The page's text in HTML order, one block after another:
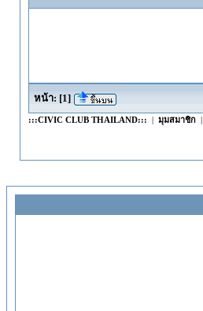
หน้า: [1]
:::CIVIC CLUB THAILAND::: | มุมสมาชิก|